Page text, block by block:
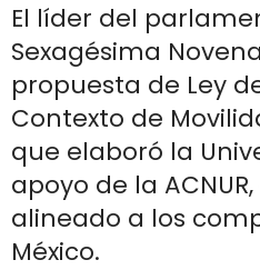
El líder del
Sexagésima
propuesta de Ley
Contexto de
que elaboró la
apoyo de la
alineado a los
México.